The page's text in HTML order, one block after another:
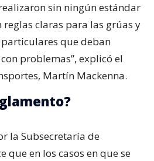
sin ningún estándar
reglas claras para las grúas y
que deban
problemas”, explicó el
Martín Mackenna.
la Subsecretaría de
que en los casos en que se